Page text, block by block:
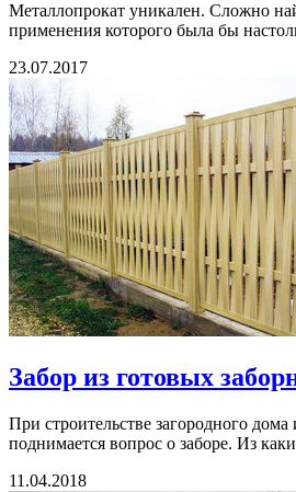
Металлопрокат уникален. Сложно
применения которого была бы
23.07.2017
Забор из готовых
При строительстве загородного
поднимается вопрос о заборе. Из
11.04.2018